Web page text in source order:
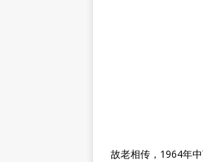
故老相传，1964年